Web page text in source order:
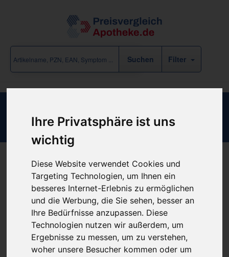
Ihre Privatsphäre ist uns
wichtig
Diese Website verwendet Cookies und
Targeting Technologien, um Ihnen ein
besseres Internet-Erlebnis zu ermöglichen
und die Werbung, die Sie sehen, besser an
Ihre Bedürfnisse anzupassen. Diese
Technologien nutzen wir außerdem, um
Ergebnisse zu messen, um zu verstehen,
woher unsere Besucher kommen oder um
Filter
Mens Own Dark Brown
Produkt empfehlen
Kein Preis bekannt
Das gewünschte Produkt ist derzeit bei keinem unserer Partner
erhältlich.